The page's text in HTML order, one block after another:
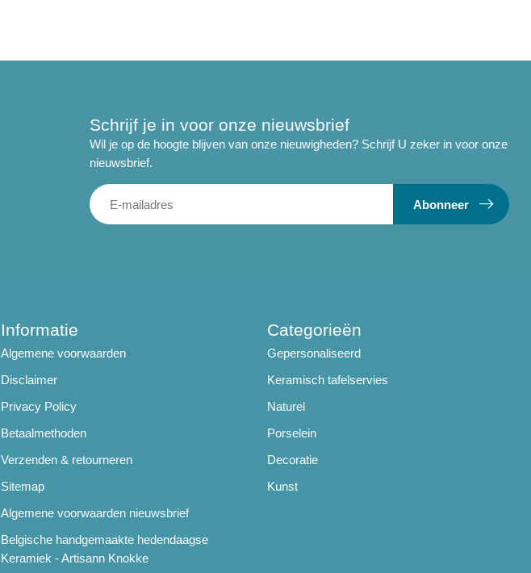
Schrijf je in voor onze nieuwsbrief
Wil je op de hoogte blijven van onze nieuwigheden? Schrijf U zeker in voor onze
nieuwsbrief.
Abonneer
Informatie
Algemene voorwaarden
Disclaimer
Privacy Policy
Betaalmethoden
Verzenden & retourneren
Sitemap
Algemene voorwaarden nieuwsbrief
Belgische handgemaakte hedendaagse
Keramiek - Artisann Knokke
Categorieën
Gepersonaliseerd
Keramisch tafelservies
Naturel
Porselein
Decoratie
Kunst